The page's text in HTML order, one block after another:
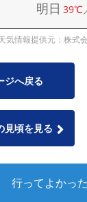
明日 39℃
気情報提供元：株式
ジへ戻る
見頃を見る
行ってよかった